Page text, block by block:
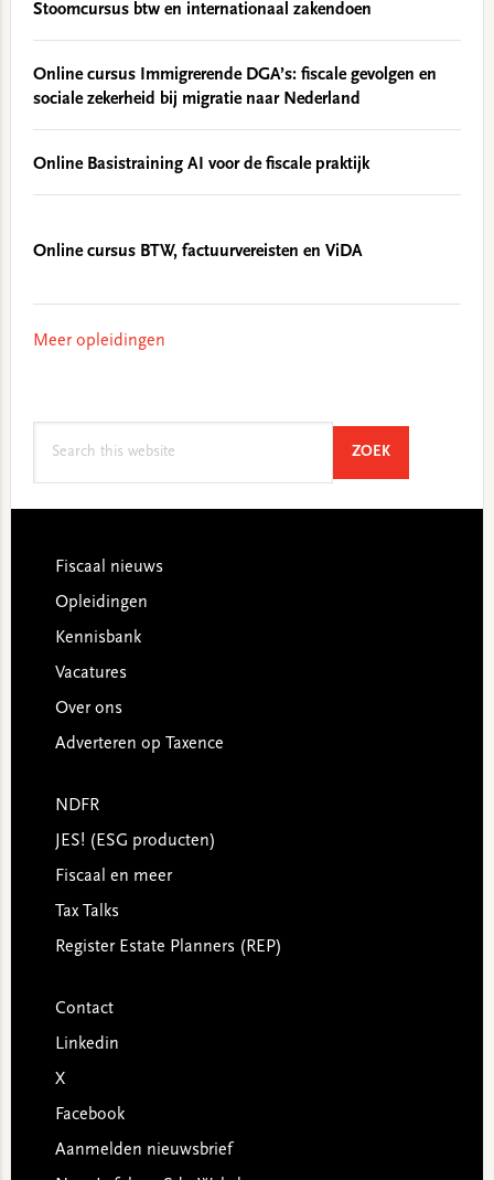
Stoomcursus btw en internationaal zakendoen
Online cursus Immigrerende DGA’s: fiscale gevolgen en
sociale zekerheid bij migratie naar Nederland
Online Basistraining AI voor de fiscale praktijk
Online cursus BTW, factuurvereisten en ViDA
Meer opleidingen
ZOEKSEARCH
Footer
Fiscaal nieuws
Opleidingen
Kennisbank
Vacatures
Over ons
Adverteren op Taxence
NDFR
JES! (ESG producten)
Fiscaal en meer
Tax Talks
Register Estate Planners (REP)
Contact
Linkedin
X
Facebook
Aanmelden nieuwsbrief